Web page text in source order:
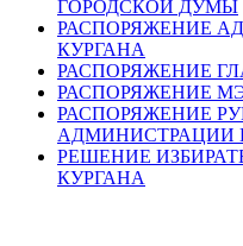
ГОРОДСКОЙ ДУМЫ
РАСПОРЯЖЕНИЕ
КУРГАНА
РАСПОРЯЖЕНИЕ
РАСПОРЯЖЕНИЕ
РАСПОРЯЖЕНИЕ
АДМИНИСТРАЦИИ
РЕШЕНИЕ
КУРГАНА